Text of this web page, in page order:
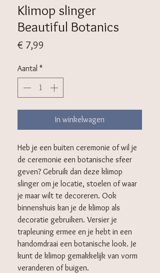
Klimop slinger
Beautiful Botanics
€ 7,99
Aantal *
In winkelwagen
Heb je een buiten ceremonie of wil je
de ceremonie een botanische sfeer
geven? Gebruik dan deze klimop
slinger om je locatie, stoelen of waar
je maar wilt te decoreren. Ook
binnenshuis kan je de klimop als
decoratie gebruiken. Versier je
trapleuning ermee en je hebt in een
handomdraai een botanische look. Je
kunt de klimop gemakkelijk van vorm
veranderen of buigen.